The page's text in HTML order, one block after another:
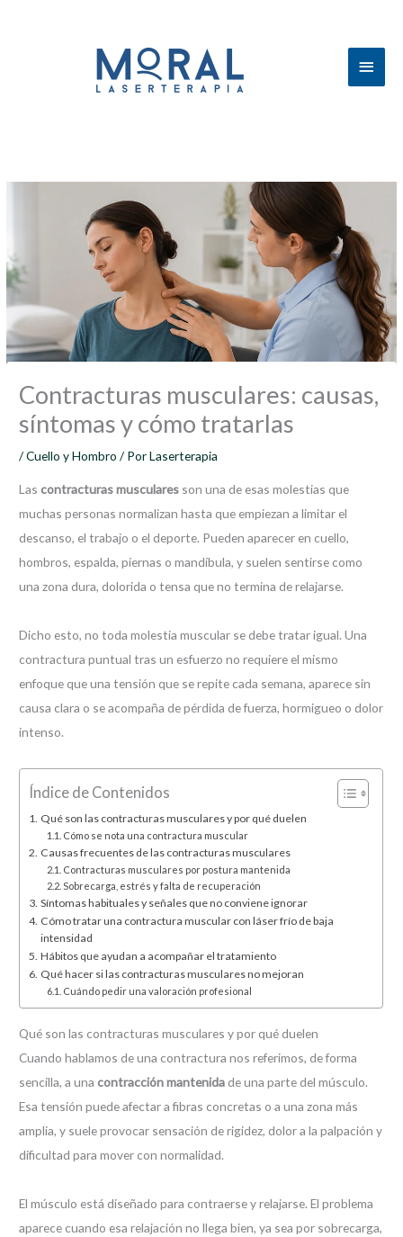
Contracturas musculares: causas,
síntomas y cómo tratarlas
/Cuello y Hombro / PorLaserterapia
Las contracturas musculares son una de esas molestias que
muchas personas normalizan hasta que empiezan a limitar el
descanso, el trabajo o el deporte. Pueden aparecer en cuello,
hombros, espalda, piernas o mandíbula, y suelen sentirse como
una zona dura, dolorida o tensa que no termina de relajarse.
Dicho esto, no toda molestia muscular se debe tratar igual. Una
contractura puntual tras un esfuerzo no requiere el mismo
enfoque que una tensión que se repite cada semana, aparece sin
causa clara o se acompaña de pérdida de fuerza, hormigueo o dolor
intenso.
Índice de Contenidos
Qué son las contracturas musculares y por qué duelen
Cómo se nota una contractura muscular
Causas frecuentes de las contracturas musculares
Contracturas musculares por postura mantenida
Sobrecarga, estrés y falta de recuperación
Síntomas habituales y señales que no conviene ignorar
Cómo tratar una contractura muscular con láser frío de baja
intensidad
Hábitos que ayudan a acompañar el tratamiento
Qué hacer si las contracturas musculares no mejoran
Cuándo pedir una valoración profesional
Qué son las contracturas musculares y por qué duelen
Cuando hablamos de una contractura nos referimos, de forma
sencilla, a una contracción mantenida de una parte del músculo.
Esa tensión puede afectar a fibras concretas o a una zona más
amplia, y suele provocar sensación de rigidez, dolor a la palpación y
dificultad para mover con normalidad.
El músculo está diseñado para contraerse y relajarse. El problema
aparece cuando esa relajación no llega bien, ya sea por sobrecarga,